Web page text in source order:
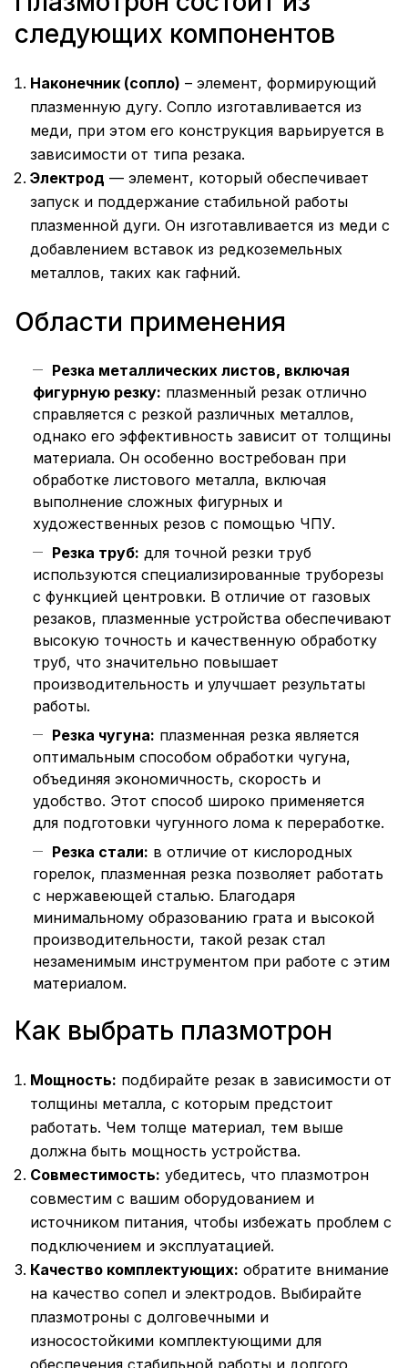
следующих компонентов
Наконечник (сопло) – элемент, формирующий
плазменную дугу. Сопло изготавливается из
меди, при этом его конструкция варьируется в
зависимости от типа резака.
Электрод — элемент, который обеспечивает
запуск и поддержание стабильной работы
плазменной дуги. Он изготавливается из меди с
добавлением вставок из редкоземельных
металлов, таких как гафний.
Области применения
Резка металлических листов, включая
фигурную резку: плазменный резак отлично
справляется с резкой различных металлов,
однако его эффективность зависит от толщины
материала. Он особенно востребован при
обработке листового металла, включая
выполнение сложных фигурных и
художественных резов с помощью ЧПУ.
Резка труб: для точной резки труб
используются специализированные труборезы
с функцией центровки. В отличие от газовых
резаков, плазменные устройства обеспечивают
высокую точность и качественную обработку
труб, что значительно повышает
производительность и улучшает результаты
работы.
Резка чугуна: плазменная резка является
оптимальным способом обработки чугуна,
объединяя экономичность, скорость и
удобство. Этот способ широко применяется
для подготовки чугунного лома к переработке.
Резка стали: в отличие от кислородных
горелок, плазменная резка позволяет работать
с нержавеющей сталью. Благодаря
минимальному образованию грата и высокой
производительности, такой резак стал
незаменимым инструментом при работе с этим
материалом.
Как выбрать плазмотрон
Мощность: подбирайте резак в зависимости от
толщины металла, с которым предстоит
работать. Чем толще материал, тем выше
должна быть мощность устройства.
Совместимость: убедитесь, что плазмотрон
совместим с вашим оборудованием и
источником питания, чтобы избежать проблем с
подключением и эксплуатацией.
Качество комплектующих: обратите внимание
на качество сопел и электродов. Выбирайте
плазмотроны с долговечными и
износостойкими комплектующими для